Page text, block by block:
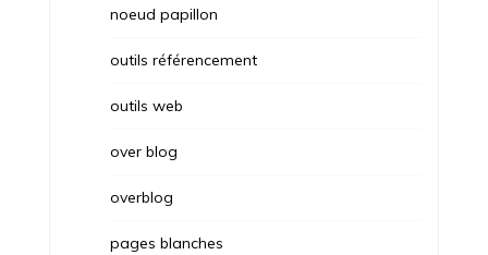
noeud papillon
outils référencement
outils web
over blog
overblog
pages blanches